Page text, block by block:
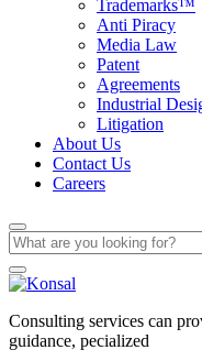
Trademarks™
Anti Piracy
Media Law
Patent
Agreements
Industrial
Litigation
About Us
Contact Us
Careers
Consulting services can
guidance, pecialized